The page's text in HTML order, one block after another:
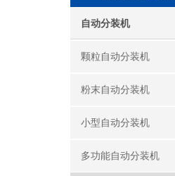
自动分装机
颗粒自动分装机
粉末自动分装机
小型自动分装机
多功能自动分装机